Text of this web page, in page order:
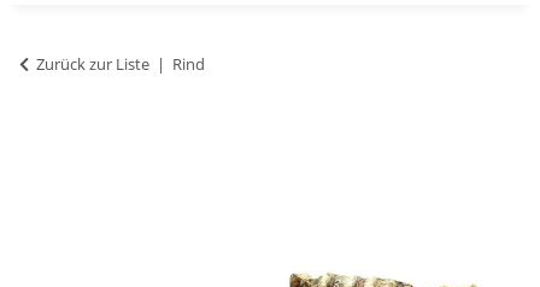
Zurück zur Liste Rind